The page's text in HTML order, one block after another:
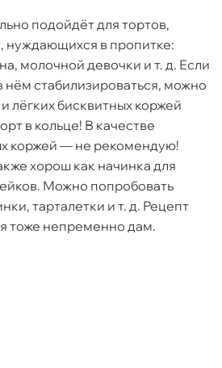
подойдёт для тортов,
нуждающихся в пропитке:
молочной девочки и т. д. Если
нём стабилизироваться, можно
лёгких бисквитных коржей
в кольце! В качестве
коржей — не рекомендую!
хорош как начинка для
Можно попробовать
тарталетки и т. д. Рецепт
тоже непременно дам.